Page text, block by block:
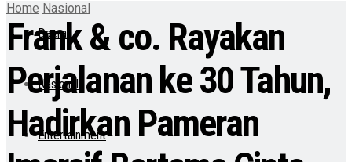
Daerah
Nasional
Entertainment
Home Nasional
Frank & co. Rayakan
Perjalanan ke 30 Tahun,
Hadirkan Pameran